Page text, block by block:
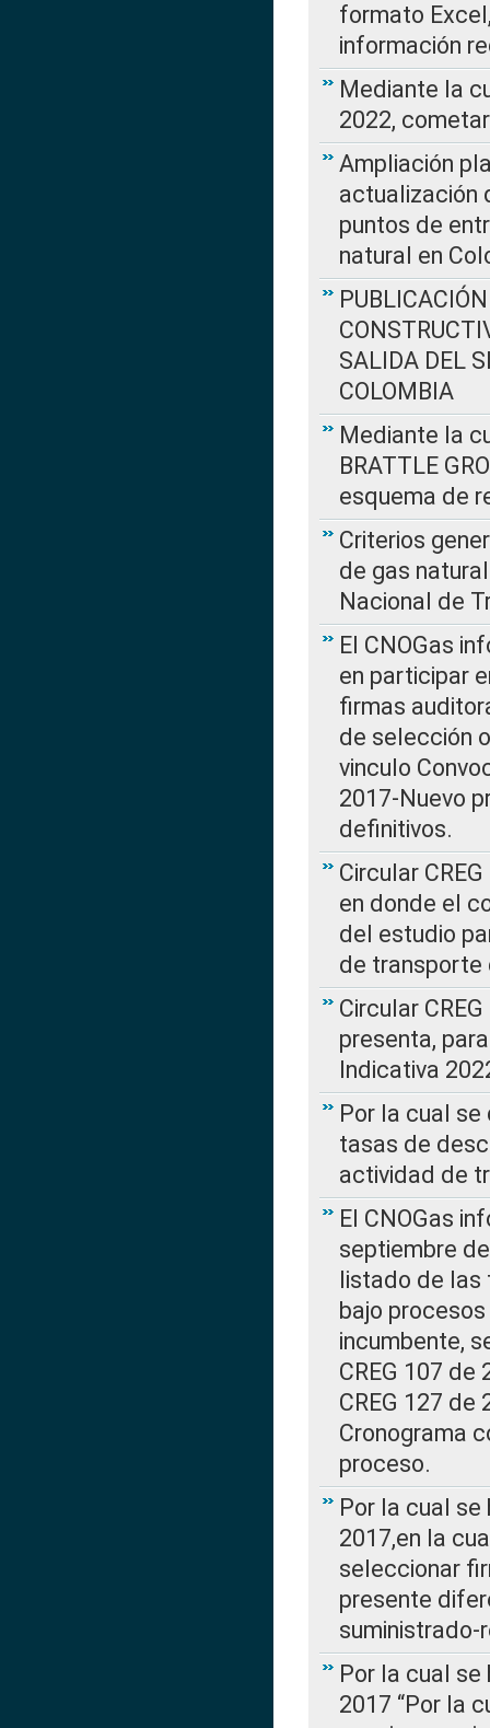
formato
información
Mediante la
2022,
Ampliación
actualización
puntos de
natural en
SALIDA DEL
COLOMBIA
Mediante la
BRATTLE
esquema de
Criterios
de gas
Nacional de
El CNOGas
en participar
firmas
de selección
vinculo
2017-Nuevo
definitivos.
Circular
en donde el
del estudio
de transporte
Circular
presenta,
Indicativa
Por la cual
tasas de
actividad de
El CNOGas
septiembre
listado de las
bajo
incumbente,
CREG 107
CREG 127 de
Cronograma
proceso.
Por la cual se
2017,en la
seleccionar
presente
Por la cual se
2017 “Por la